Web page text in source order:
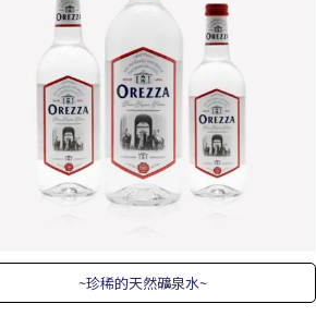
~珍稀的天然礦泉水~